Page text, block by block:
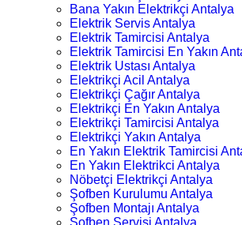
Bana Yakın Elektrikçi Antalya
Elektrik Servis Antalya
Elektrik Tamircisi Antalya
Elektrik Tamircisi En Yakın
Elektrik Ustası Antalya
Elektrikçi Acil Antalya
Elektrikçi Çağır Antalya
Elektrikçi En Yakın Antalya
Elektrikçi Tamircisi Antalya
Elektrikçi Yakın Antalya
En Yakın Elektrik Tamircisi
En Yakın Elektrikci Antalya
Nöbetçi Elektrikçi Antalya
Şofben Kurulumu Antalya
Şofben Montajı Antalya
Şofben Servisi Antalya